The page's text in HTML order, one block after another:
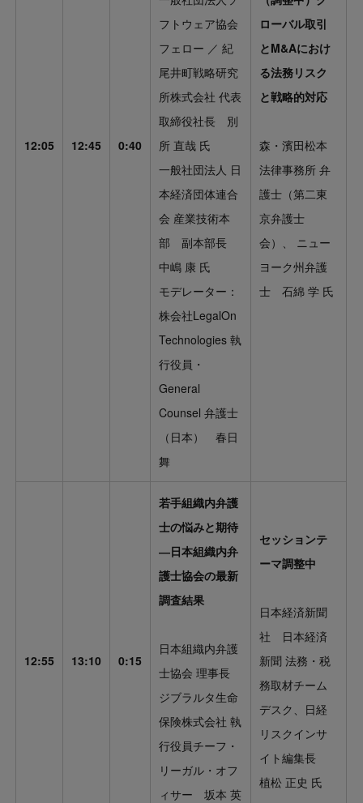
12:05 12:45 0:40
フトウェア協会
フェロー ／ 紀
尾井町戦略研究
所株式会社 代表
取締役社長 別
所 直哉 氏
一般社団法人 日
本経済団体連合
会 産業技術本
部 副本部長
中嶋 康 氏
モデレーター：
株会社LegalOn
Technologies 執
行役員・
General
Counsel 弁護士
（日本） 春日
舞
ローバル取引
とM&Aにおけ
る法務リスク
と戦略的対応
森・濱田松本
法律事務所 弁
護士（第二東
京弁護士
会）、 ニュー
ヨーク州弁護
士 石綿 学 氏
12:55 13:10 0:15
若手組織内弁護
士の悩みと期待
―日本組織内弁
護士協会の最新
調査結果
日本組織内弁護
士協会 理事長
ジブラルタ生命
保険株式会社 執
行役員チーフ・
リーガル・オフ
ィサー 坂本 英
セッションテ
ーマ調整中
日本経済新聞
社 日本経済
新聞 法務・税
務取材チーム
デスク、日経
リスクインサ
イト編集長
植松 正史 氏